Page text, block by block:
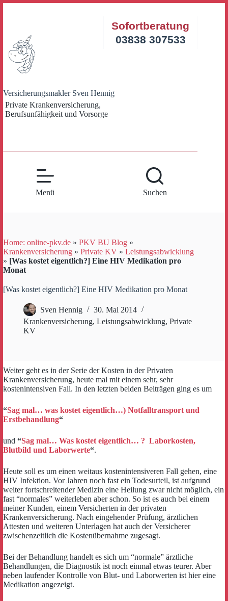
Versicherungsmakler Sven Hennig
Private Krankenversicherung,
Berufsunfähigkeit und Vorsorge
Sofortberatung
03838 307533
Menü Suchen
Home: online-pkv.de » PKV BU Blog »
Krankenversicherung » Private KV » Leistungsabwicklung
» [Was kostet eigentlich?] Eine HIV Medikation pro
Monat
[Was kostet eigentlich?] Eine HIV Medikation pro Monat
Sven Hennig
30. Mai 2014
Krankenversicherung, Leistungsabwicklung, Private
KV
Weiter geht es in der Serie der Kosten in der Privaten
Krankenversicherung, heute mal mit einem sehr, sehr
kostenintensiven Fall. In den letzten beiden Beiträgen ging es um
“Sag mal… was kostet eigentlich…) Notfalltransport und
Erstbehandlung“
und “Sag mal… Was kostet eigentlich… ? Laborkosten,
Blutbild und Laborwerte“.
Heute soll es um einen weitaus kostenintensiveren Fall gehen, eine
HIV Infektion. Vor Jahren noch fast ein Todesurteil, ist aufgrund
weiter fortschreitender Medizin eine Heilung zwar nicht möglich, ein
fast “normales” weiterleben aber schon. So ist es auch bei einem
meiner Kunden, einem Versicherten in der privaten
Krankenversicherung. Nach eingehender Prüfung, ärztlichen
Attesten und weiteren Unterlagen hat auch der Versicherer
zwischenzeitlich die Kostenübernahme zugesagt.
Bei der Behandlung handelt es sich um “normale” ärztliche
Behandlungen, die Diagnostik ist noch einmal etwas teurer. Aber
neben laufender Kontrolle von Blut- und Laborwerten ist hier eine
Medikation angezeigt.